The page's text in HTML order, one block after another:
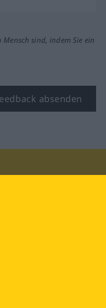
Mensch sind, indem Sie ein
absenden